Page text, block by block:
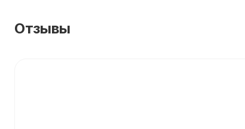
Отзывы